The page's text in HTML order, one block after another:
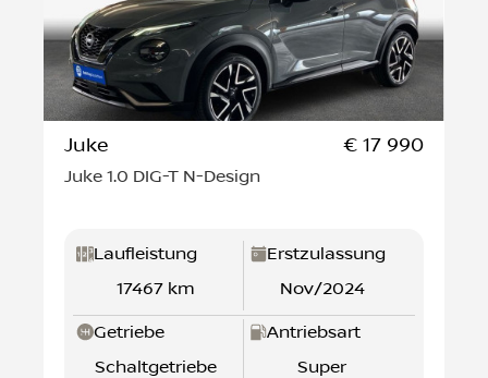
Juke € 17 990
Juke 1.0 DIG-T N-Design
Laufleistung
17467 km
Erstzulassung
Nov/2024
Getriebe
Schaltgetriebe
Antriebsart
Super